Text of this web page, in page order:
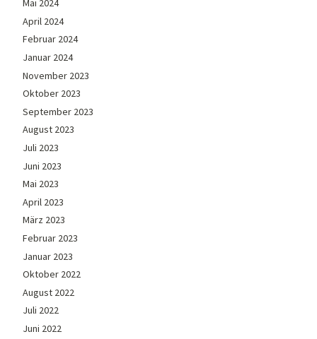
Mai 2024
April 2024
Februar 2024
Januar 2024
November 2023
Oktober 2023
September 2023
August 2023
Juli 2023
Juni 2023
Mai 2023
April 2023
März 2023
Februar 2023
Januar 2023
Oktober 2022
August 2022
Juli 2022
Juni 2022